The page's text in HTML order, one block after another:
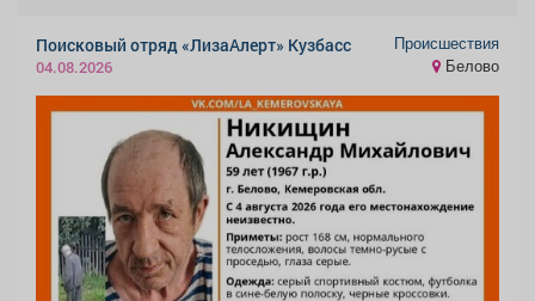
Поисковый отряд «ЛизаАлерт» Кузбасс
04.08.2026
Происшествия
Белово